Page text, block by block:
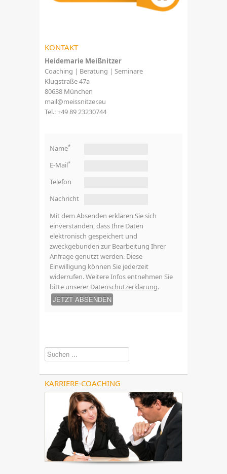
KONTAKT
Heidemarie Meißnitzer
Coaching | Beratung | Seminare
Klugstraße 47a
80638 München
mail@meissnitzer.eu
Tel.: +49 89 23230744
Name*
E-Mail*
Telefon
Nachricht
Mit dem Absenden erklären Sie sich
einverstanden, dass Ihre Daten
elektronisch gespeichert und
zweckgebunden zur Bearbeitung Ihrer
Anfrage genutzt werden. Diese
Einwilligung können Sie jederzeit
widerrufen. Weitere Infos entnehmen Sie
bitte unserer Datenschutzerklärung.
JETZT ABSENDEN
Suchen
...
KARRIERE-COACHING